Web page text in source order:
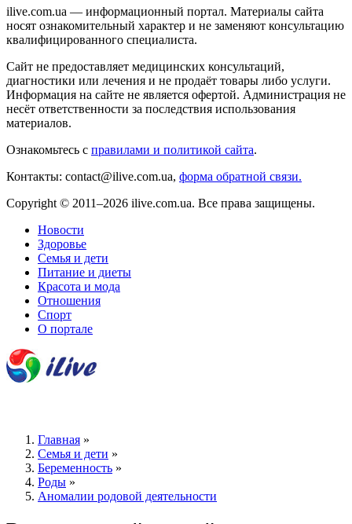
ilive.com.ua — информационный портал. Материалы сайта
носят ознакомительный характер и не заменяют консультацию
квалифицированного специалиста.
Сайт не предоставляет медицинских консультаций,
диагностики или лечения и не продаёт товары либо услуги.
Информация на сайте не является офертой. Администрация не
несёт ответственности за последствия использования
материалов.
Ознакомьтесь с правилами и политикой сайта.
Контакты: contact@ilive.com.ua, форма обратной связи.
Copyright © 2011–2026 ilive.com.ua. Все права защищены.
Новости
Здоровье
Семья и дети
Питание и диеты
Красота и мода
Отношения
Спорт
О портале
Главная »
Семья и дети »
Беременность »
Роды »
Аномалии родовой деятельности